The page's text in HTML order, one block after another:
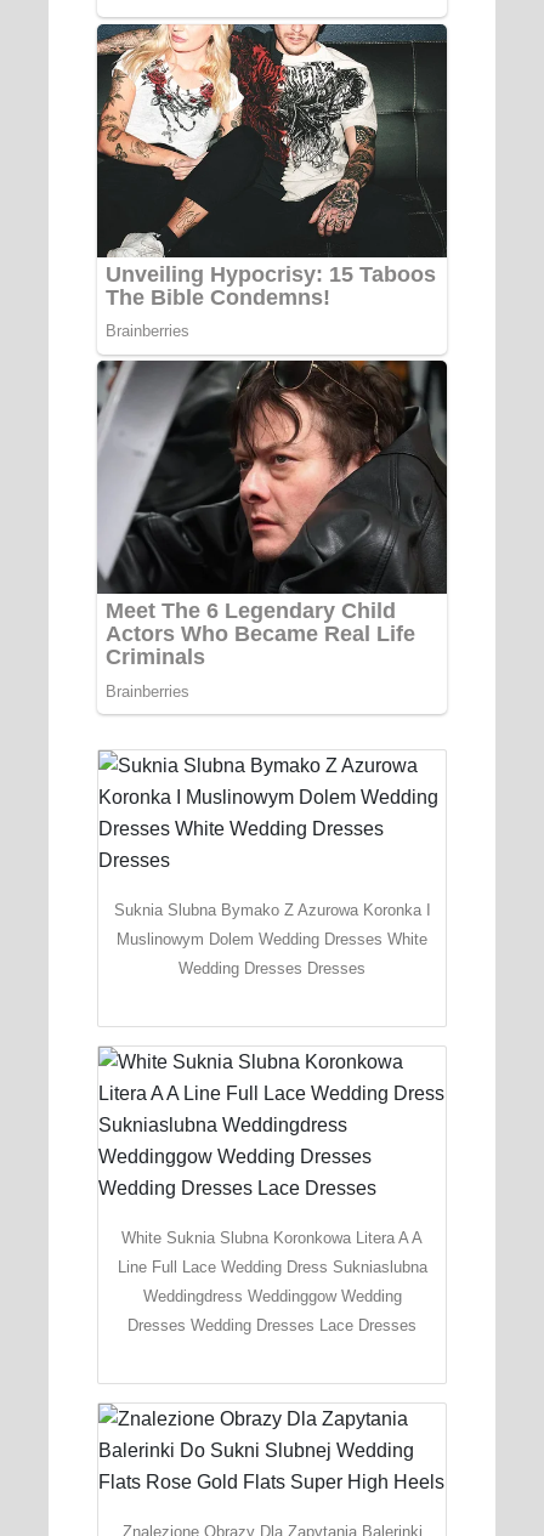
Suknia Slubna Bymako Z Azurowa Koronka I
Muslinowym Dolem Wedding Dresses White
Wedding Dresses Dresses
White Suknia Slubna Koronkowa Litera A A
Line Full Lace Wedding Dress Sukniaslubna
Weddingdress Weddinggow Wedding
Dresses Wedding Dresses Lace Dresses
Znalezione Obrazy Dla Zapytania Balerinki